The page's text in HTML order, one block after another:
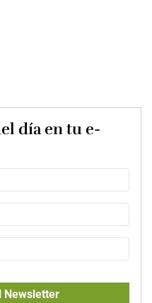
día en tu e-
Newsletter